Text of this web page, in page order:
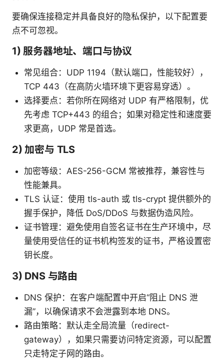
要确保连接稳定并具备良好的隐私保护，以下配置要
点不可忽视。
1) 服务器地址、端口与协议
常见组合：UDP 1194（默认端口，性能较好），
TCP 443（在高防火墙环境下更容易穿透）。
选择要点：若你所在网络对 UDP 有严格限制，优
先考虑 TCP+443 的组合；如果对稳定性和速度要
求更高，UDP 常是首选。
2) 加密与 TLS
加密等级：AES-256-GCM 常被推荐，兼容性与
性能兼具。
TLS 认证：使用 tls-auth 或 tls-crypt 提供额外的
握手保护，降低 DoS/DDoS 与数据伪造风险。
证书管理：避免使用自签名证书在生产环境中，尽
量使用受信任的证书机构签发的证书，严格设置密
钥长度。
3) DNS 与路由
DNS 保护：在客户端配置中开启“阻止 DNS 泄
漏”，以确保请求不会泄露到本地 DNS。
路由策略：默认走全局流量（redirect-
gateway），如果只需要访问特定资源，可以配置
只走特定子网的路由。